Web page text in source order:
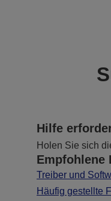
Hilfe
Holen Sie sich
Empfohlene
Treiber und
Häufig gestellte